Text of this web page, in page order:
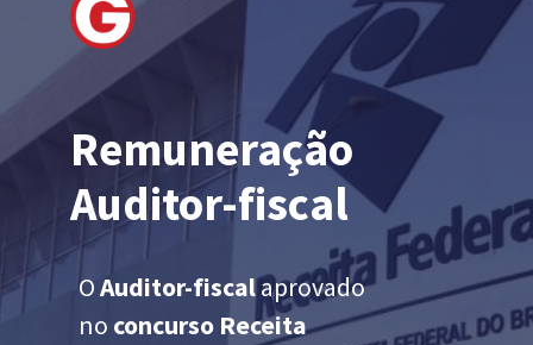
Remuneração
Auditor-fiscal
OAuditor-fiscalaprovado
no concurso Receita